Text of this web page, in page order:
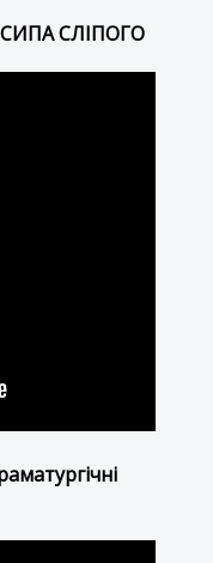
СЛІПОГО